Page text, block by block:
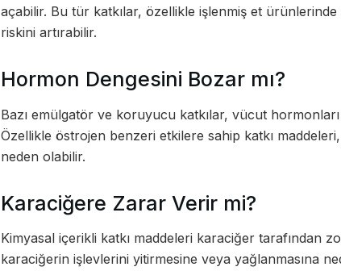
açabilir. Bu tür katkılar, özellikle işlenmiş et
riskini artırabilir.
Hormon Dengesini Bozar mı?
Bazı emülgatör ve koruyucu katkılar, vücut
Özellikle östrojen benzeri etkilere sahip katkı
neden olabilir.
Karaciğere Zarar Verir mi?
Kimyasal içerikli katkı maddeleri karaciğer tarafından
karaciğerin işlevlerini yitirmesine veya yağlanmasına